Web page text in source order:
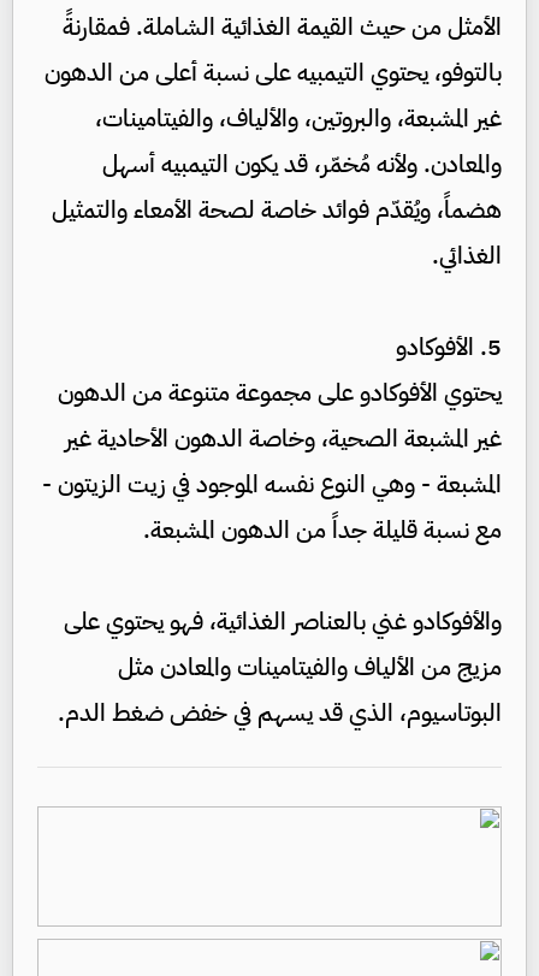
الأمثل من حيث القيمة الغذائية الشاملة. فمقارنةً
بالتوفو، يحتوي التيمبيه على نسبة أعلى من الدهون
غير المشبعة، والبروتين، والألياف، والفيتامينات،
والمعادن. ولأنه مُخمّر، قد يكون التيمبيه أسهل
هضماً، ويُقدّم فوائد خاصة لصحة الأمعاء والتمثيل
الغذائي.
5. الأفوكادو
يحتوي الأفوكادو على مجموعة متنوعة من الدهون
غير المشبعة الصحية، وخاصة الدهون الأحادية غير
المشبعة - وهي النوع نفسه الموجود في زيت الزيتون -
مع نسبة قليلة جداً من الدهون المشبعة.
والأفوكادو غني بالعناصر الغذائية، فهو يحتوي على
مزيج من الألياف والفيتامينات والمعادن مثل
البوتاسيوم، الذي قد يسهم في خفض ضغط الدم.